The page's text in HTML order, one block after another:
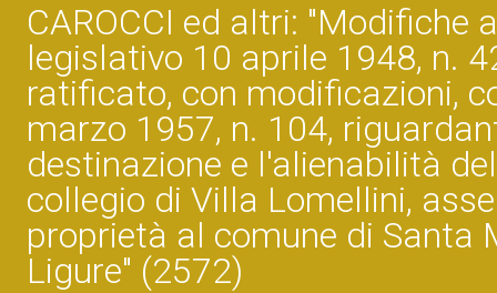
CAROCCI ed altri: "Modifiche
legislativo 10 aprile 1948, n.
ratificato, con modificazioni,
marzo 1957, n. 104,
destinazione e l'alienabilità
collegio di Villa Lomellini,
proprietà al comune di Santa
Ligure" (2572)